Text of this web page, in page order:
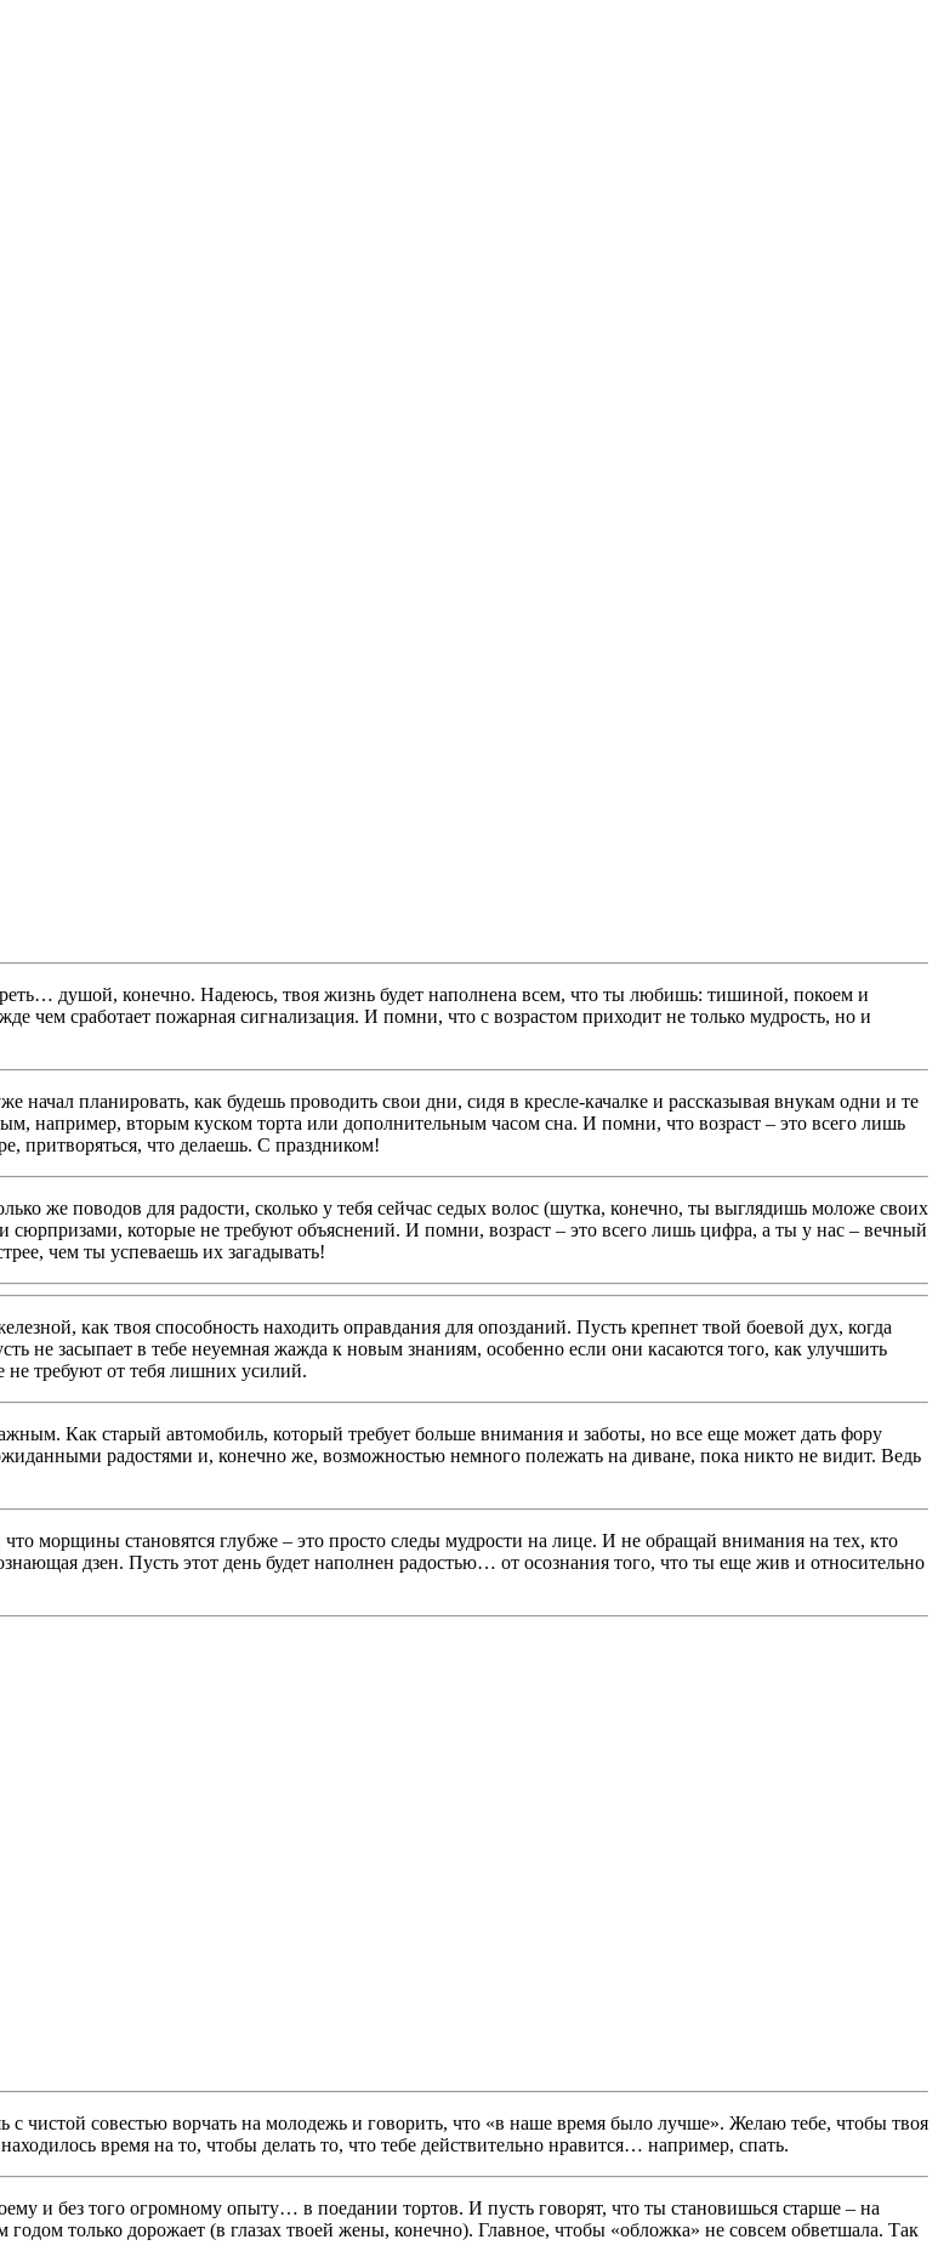
душой, конечно. Надеюсь, твоя жизнь будет наполнена всем, что ты любишь: тишиной, покоем и
чем сработает пожарная сигнализация. И помни, что с возрастом приходит не только мудрость, но и
планировать, как будешь проводить свои дни, сидя в кресле-качалке и рассказывая внукам одни и те
например, вторым куском торта или дополнительным часом сна. И помни, что возраст – это всего лишь
притворяться, что делаешь. С праздником!
же поводов для радости, сколько у тебя сейчас седых волос (шутка, конечно, ты выглядишь моложе своих
которые не требуют объяснений. И помни, возраст – это всего лишь цифра, а ты у нас – вечный
чем ты успеваешь их загадывать!
как твоя способность находить оправдания для опозданий. Пусть крепнет твой боевой дух, когда
не засыпает в тебе неуемная жажда к новым знаниям, особенно если они касаются того, как улучшить
требуют от тебя лишних усилий.
Как старый автомобиль, который требует больше внимания и заботы, но все еще может дать фору
радостями и, конечно же, возможностью немного полежать на диване, пока никто не видит. Ведь
морщины становятся глубже – это просто следы мудрости на лице. И не обращай внимания на тех, кто
дзен. Пусть этот день будет наполнен радостью… от осознания того, что ты еще жив и относительно
чистой совестью ворчать на молодежь и говорить, что «в наше время было лучше». Желаю тебе, чтобы твоя
время на то, чтобы делать то, что тебе действительно нравится… например, спать.
и без того огромному опыту… в поедании тортов. И пусть говорят, что ты становишься старше – на
только дорожает (в глазах твоей жены, конечно). Главное, чтобы «обложка» не совсем обветшала. Так